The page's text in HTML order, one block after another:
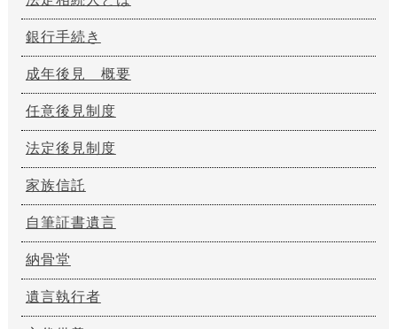
銀行手続き
成年後見 概要
任意後見制度
法定後見制度
家族信託
自筆証書遺言
納骨堂
遺言執行者